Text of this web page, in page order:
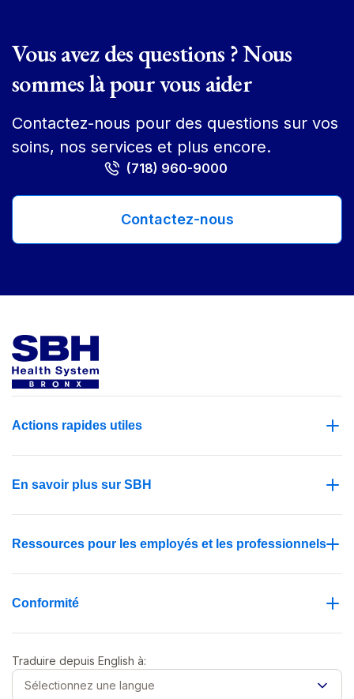
Vous avez des questions ? Nous
sommes là pour vous aider
Contactez-nous pour des questions sur vos
soins, nos services et plus encore.
(718) 960-9000
Contactez-nous
Actions rapides utiles
En savoir plus sur SBH
Ressources pour les employés et les professionnels
Conformité
Traduire depuis English à:
Sélectionnez une langue